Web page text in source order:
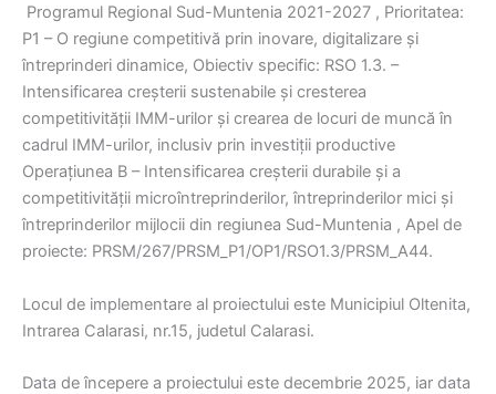
Programul Regional Sud-Muntenia 2021-2027 , Prioritatea:
P1 – O regiune competitivă prin inovare, digitalizare și
întreprinderi dinamice, Obiectiv specific: RSO 1.3. –
Intensificarea creșterii sustenabile și cresterea
competitivității IMM-urilor și crearea de locuri de muncă în
cadrul IMM-urilor, inclusiv prin investiții productive
Operațiunea B – Intensificarea creșterii durabile și a
competitivității microîntreprinderilor, întreprinderilor mici şi
întreprinderilor mijlocii din regiunea Sud-Muntenia , Apel de
proiecte: PRSM/267/PRSM_P1/OP1/RSO1.3/PRSM_A44.
Locul de implementare al proiectului este Municipiul Oltenita,
Intrarea Calarasi, nr.15, judetul Calarasi.
Data de începere a proiectului este decembrie 2025, iar data